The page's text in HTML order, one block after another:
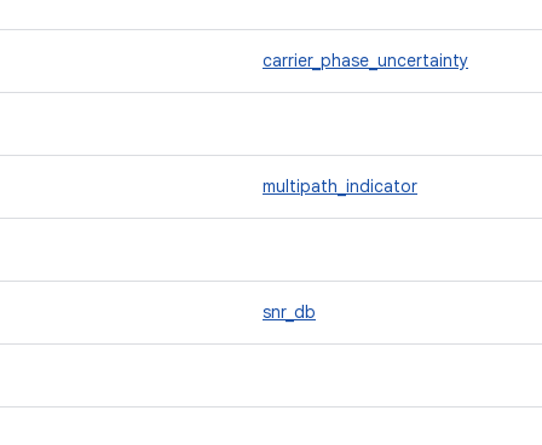
carrier_phase_uncertainty
multipath_indicator
snr_db